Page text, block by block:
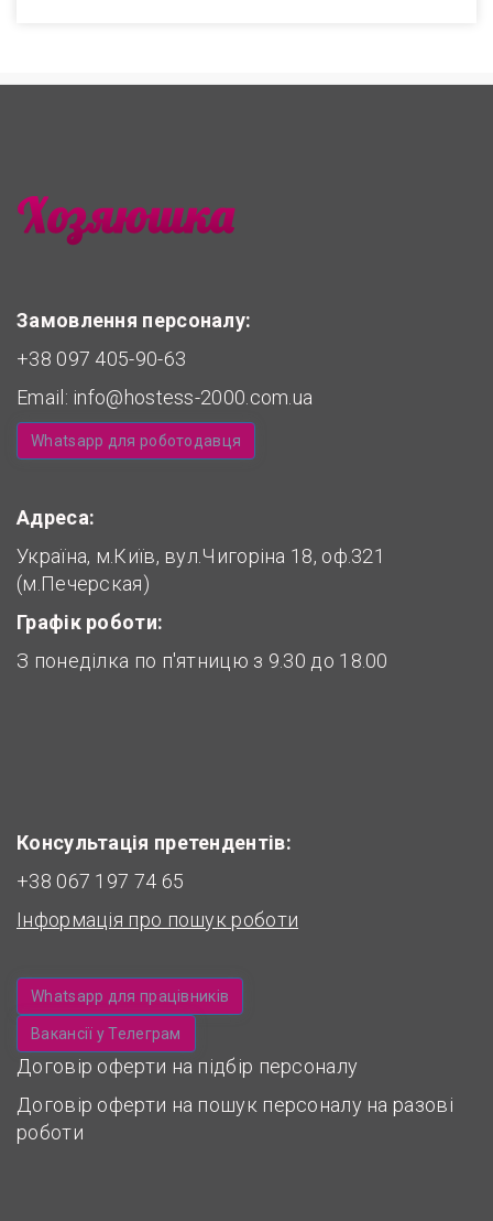
Замовлення персоналу:
+38 097 405-90-63
Email: info@hostess-2000.com.ua
Whatsapp для роботодавця
Адреса:
Україна, м.Київ, вул.Чигоріна 18, оф.321
(м.Печерская)
Графік роботи:
З понеділка по п'ятницю з 9.30 до 18.00
Консультація претендентів:
+38 067 197 74 65
Інформація про пошук роботи
Whatsapp для працівників
Вакансії у Телеграм
Договір оферти на підбір персоналу
Договір оферти на пошук персоналу на разові
роботи